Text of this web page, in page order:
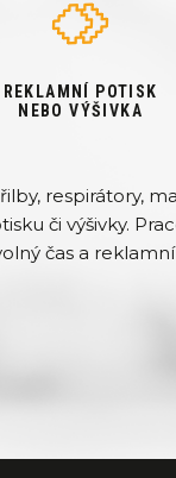
REKLAMNÍ POTISK
NEBO VÝŠIVKA
respirátory,
či výšivky.
čas a